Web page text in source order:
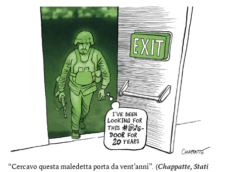
“Cercavo questa maledetta porta da vent’anni”. (Chappatte, Stati